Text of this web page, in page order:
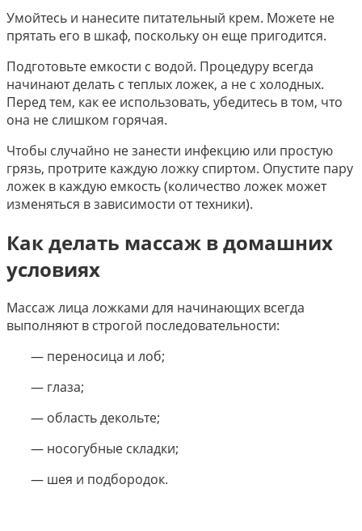
Умойтесь и нанесите питательный крем. Можете не
прятать его в шкаф, поскольку он еще пригодится.
Подготовьте емкости с водой. Процедуру всегда
начинают делать с теплых ложек, а не с холодных.
Перед тем, как ее использовать, убедитесь в том, что
она не слишком горячая.
Чтобы случайно не занести инфекцию или простую
грязь, протрите каждую ложку спиртом. Опустите пару
ложек в каждую емкость (количество ложек может
изменяться в зависимости от техники).
Как делать массаж в домашних
условиях
Массаж лица ложками для начинающих всегда
выполняют в строгой последовательности:
— переносица и лоб;
— глаза;
— область декольте;
— носогубные складки;
— шея и подбородок.